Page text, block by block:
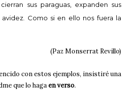
sus paraguas, expanden sus
Como si en ello nos fuera la
(Paz Monserrat Revillo)
con estos ejemplos, insistiré una
que lo hagaen verso.